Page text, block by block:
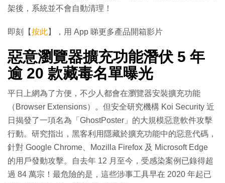
架後，系統並不會自動清理！
即刻【按此】，用 App 睇更多產品開箱影片
惡意瀏覽器擴充功能潛伏 5 年
逾 20 款藏毒名單曝光
平日上網為了方便，不少人都會在瀏覽器安裝擴充功能
（Browser Extensions）。但安全研究機構 Koi Security 近
日揭發了一項名為「GhostPoster」的大規模惡意軟件攻擊
行動。研究指出，黑客利用隱藏於擴充功能中的惡意代碼，
針對 Google Chrome、Mozilla Firefox 及 Microsoft Edge
的用戶發動攻擊。自去年 12 月至今，受感染案例已錄得超
過 84 萬宗！最危險的是，這些涉事工具早在 2020 年起已